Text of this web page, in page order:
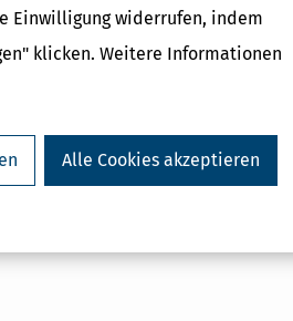
Einwilligung widerrufen, indem
klicken. Weitere Informationen
Alle Cookies akzeptieren